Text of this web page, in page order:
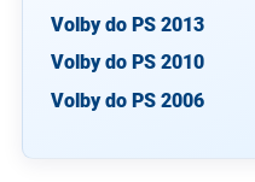
Volby do PS 2013
Volby do PS 2010
Volby do PS 2006